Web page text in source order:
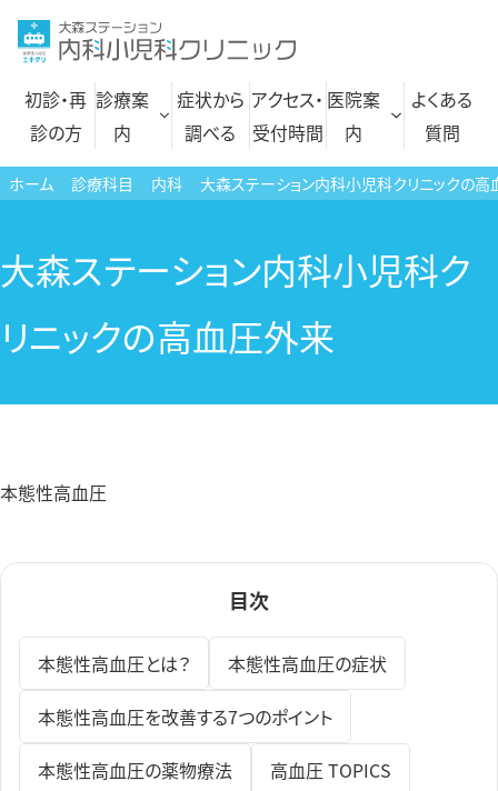
へ
ッ
初診・再
診の方
診療案
内
循環器内科
呼吸器内科
性感染症内科
アレルギー科
文書各種 料金表
症状から
調べる
アクセス・
受付時間
医院案
内
よくある
質問
ホーム 診療科目 内科 大森ステーション内科小児科クリニックの
大森ステーション内科小児科ク
リニックの高血圧外来
本態性高血圧
目次
本態性高血圧とは？
本態性高血圧の症状
本態性高血圧を改善する7つのポイント
本態性高血圧の薬物療法
高血圧 TOPICS